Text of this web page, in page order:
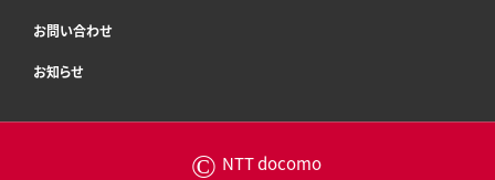
お問い合わせ
お知らせ
© NTT docomo